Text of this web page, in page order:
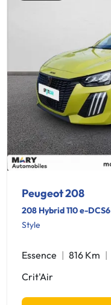
Peugeot 208
208 Hybrid 110 e-DCS6
Style
Essence 816 Km
Crit'Air